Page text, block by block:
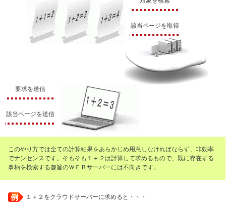
該当ページを取得
要求を送信
該当ページを送信
このやり方では全ての計算結果をあらかじめ用意しなければならず、非効率
でナンセンスです。そもそも１＋２は計算して求めるもので、既に存在する
事柄を検索する趣旨のＷＥＢサーバーには不向きです。
例 １＋２をクラウドサーバーに求めると・・・